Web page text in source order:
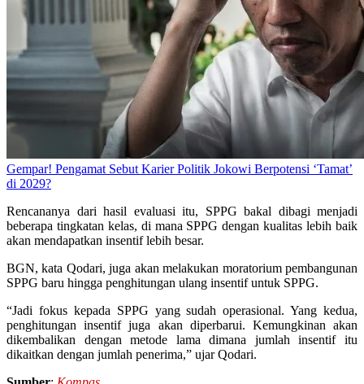
Gempar! Pengamat Sebut Karier Politik Jokowi Berpotensi ‘Tamat’
di 2029?
Rencananya dari hasil evaluasi itu, SPPG bakal dibagi menjadi
beberapa tingkatan kelas, di mana SPPG dengan kualitas lebih baik
akan mendapatkan insentif lebih besar.
BGN, kata Qodari, juga akan melakukan moratorium pembangunan
SPPG baru hingga penghitungan ulang insentif untuk SPPG.
“Jadi fokus kepada SPPG yang sudah operasional. Yang kedua,
penghitungan insentif juga akan diperbarui. Kemungkinan akan
dikembalikan dengan metode lama dimana jumlah insentif itu
dikaitkan dengan jumlah penerima,” ujar Qodari.